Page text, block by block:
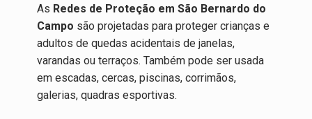
As Redes de Proteção em São Bernardo do
Campo são projetadas para proteger crianças e
adultos de quedas acidentais de janelas,
varandas ou terraços. Também pode ser usada
em escadas, cercas, piscinas, corrimãos,
galerias, quadras esportivas.